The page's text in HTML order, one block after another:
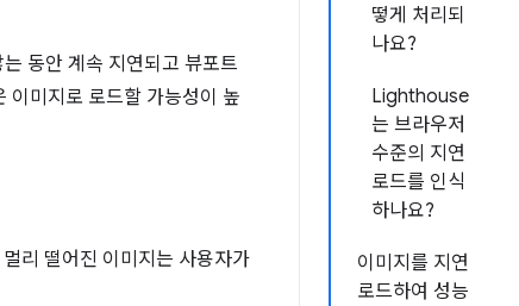
떻게 처리되
나요?
Lighthouse
는 브라우저
수준의 지연
로드를 인식
하나요?
이미지를 지연
로드하여 성능
동안 계속 지연되고 뷰포트
이미지로 로드할 가능성이 높
리 떨어진 이미지는 사용자가